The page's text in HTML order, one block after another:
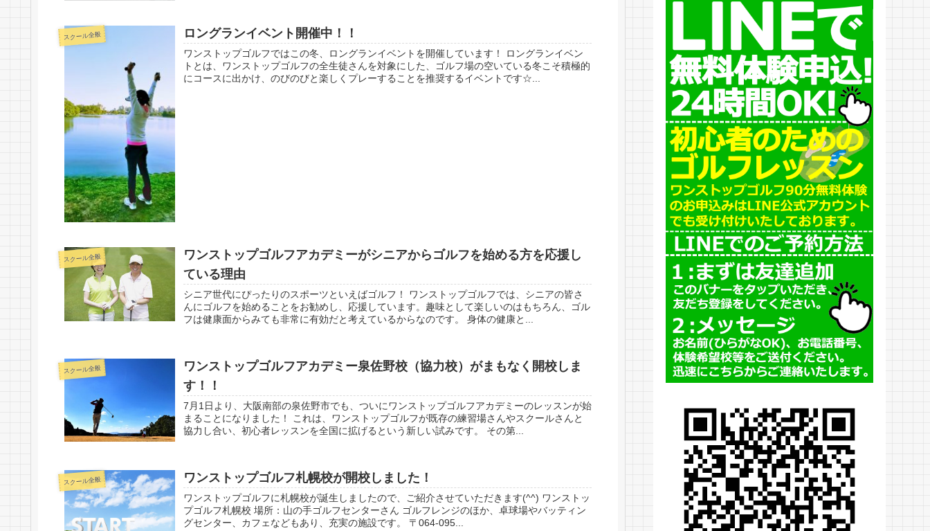
スクール全般 ロングランイベント開催中！！
ワンストップゴルフではこの冬、ロングランイベントを開催しています！ ロングランイベン
トとは、ワンストップゴルフの全生徒さんを対象にした、ゴルフ場の空いている冬こそ積極的
にコースに出かけ、のびのびと楽しくプレーすることを推奨するイベントです☆...
スクール全般
ワンストップゴルフアカデミーがシニアからゴルフを始める方を応援し
ている理由
シニア世代にぴったりのスポーツといえばゴルフ！ ワンストップゴルフでは、シニアの皆さ
んにゴルフを始めることをお勧めし、応援しています。趣味として楽しいのはもちろん、ゴル
フは健康面からみても非常に有効だと考えているからなのです。 身体の健康と...
スクール全般
ワンストップゴルフアカデミー泉佐野校（協力校）がまもなく開校しま
す！！
7月1日より、大阪南部の泉佐野市でも、ついにワンストップゴルフアカデミーのレッスンが始
まることになりました！ これは、ワンストップゴルフが既存の練習場さんやスクールさんと
協力し合い、初心者レッスンを全国に拡げるという新しい試みです。 その第...
スクール全般 ワンストップゴルフ札幌校が開校しました！
ワンストップゴルフに札幌校が誕生しましたので、ご紹介させていただきます(^^) ワンストッ
プゴルフ札幌校 場所：山の手ゴルフセンターさん ゴルフレンジのほか、卓球場やバッティン
グセンター、カフェなどもあり、充実の施設です。 〒064-095...